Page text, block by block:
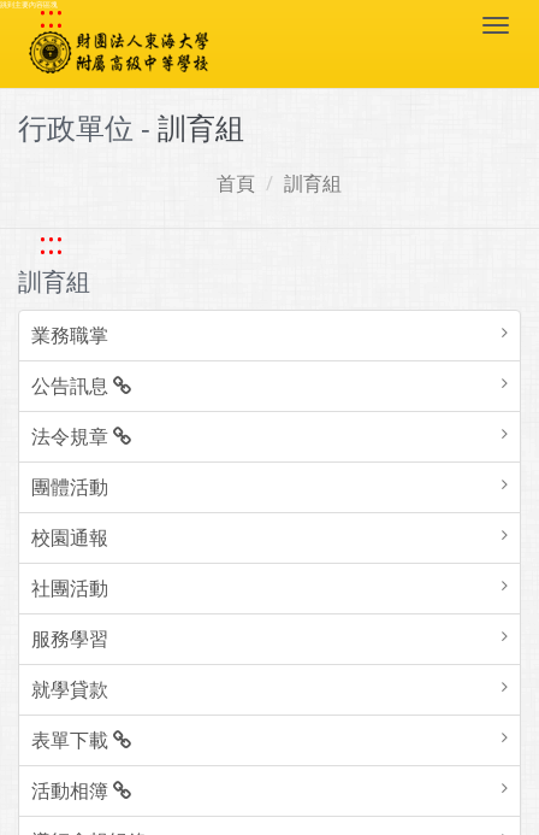
跳到主要內容區塊
:::
行政單位 - 訓育組
首頁 訓育組
:::
訓育組
業務職掌
公告訊息
法令規章
團體活動
校園通報
社團活動
服務學習
就學貸款
表單下載
活動相簿